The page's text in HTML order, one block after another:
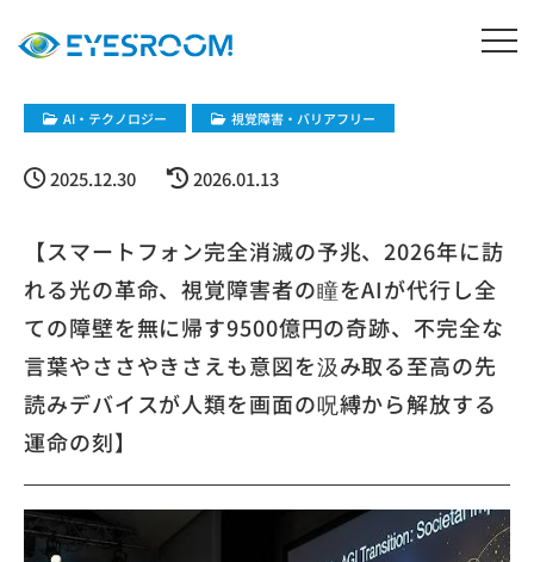
​AI・テクノロジー 視覚障害・バリアフリー
2025.12.30 2026.01.13
【スマートフォン完全消滅の予兆、2026年に訪
れる光の革命、視覚障害者の瞳をAIが代行し全
ての障壁を無に帰す9500億円の奇跡、不完全な
言葉やささやきさえも意図を汲み取る至高の先
読みデバイスが人類を画面の呪縛から解放する
運命の刻】